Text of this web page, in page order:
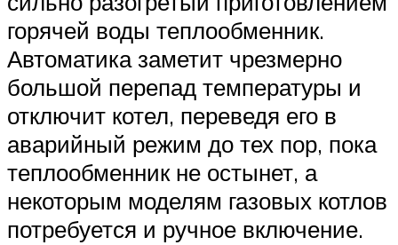
горячей воды теплообменник.
Автоматика заметит чрезмерно
большой перепад температуры и
отключит котел, переведя его в
аварийный режим до тех пор, пока
теплообменник не остынет, а
некоторым моделям газовых котлов
потребуется и ручное включение.